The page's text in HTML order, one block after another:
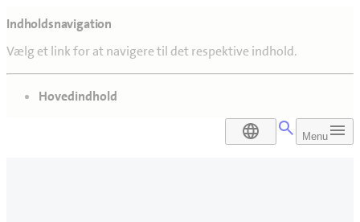
Indholdsnavigation
Vælg et link for at navigere til det respektive indhold.
gå til
Hovedindhold
DA Menu